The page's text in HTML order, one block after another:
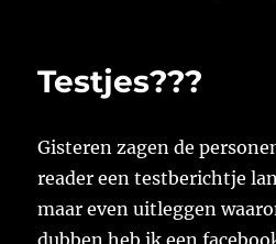
Testjes???
Gisteren zagen de
reader een testberichtje
maar even uitleggen